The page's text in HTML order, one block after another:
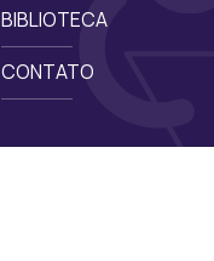
BIBLIOTECA
CONTATO